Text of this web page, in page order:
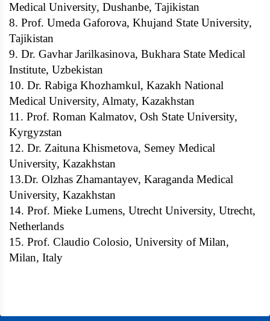
Medical University, Dushanbe, Tajikistan
8. Prof. Umeda Gaforova, Khujand State University,
Tajikistan
9. Dr. Gavhar Jarilkasinova, Bukhara State Medical
Institute, Uzbekistan
10. Dr. Rabiga Khozhamkul, Kazakh National
Medical University, Almaty, Kazakhstan
11. Prof. Roman Kalmatov, Osh State University,
Kyrgyzstan
12. Dr. Zaituna Khismetova, Semey Medical
University, Kazakhstan
13.Dr. Olzhas Zhamantayev, Karaganda Medical
University, Kazakhstan
14. Prof. Mieke Lumens, Utrecht University, Utrecht,
Netherlands
15. Prof. Claudio Colosio, University of Milan,
Milan, Italy